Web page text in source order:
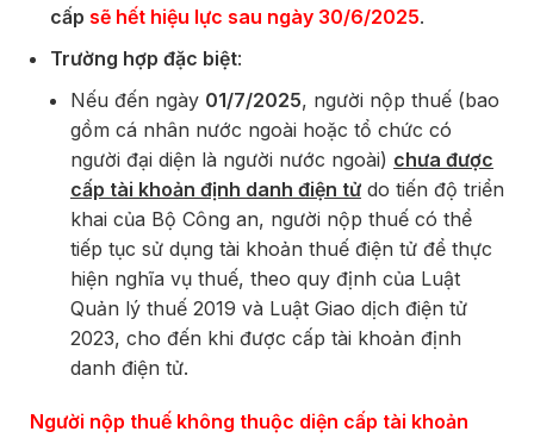
cấp sẽ hết hiệu lực sau ngày 30/6/2025.
Trường hợp đặc biệt:
Nếu đến ngày 01/7/2025, người nộp thuế (bao
gồm cá nhân nước ngoài hoặc tổ chức có
người đại diện là người nước ngoài) chưa được
cấp tài khoản định danh điện tử do tiến độ triển
khai của Bộ Công an, người nộp thuế có thể
tiếp tục sử dụng tài khoản thuế điện tử để thực
hiện nghĩa vụ thuế, theo quy định của Luật
Quản lý thuế 2019 và Luật Giao dịch điện tử
2023, cho đến khi được cấp tài khoản định
danh điện tử.
Người nộp thuế không thuộc diện cấp tài khoản